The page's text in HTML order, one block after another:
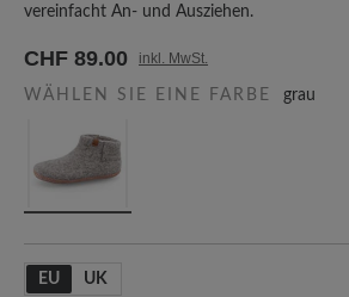
vereinfacht An- und Ausziehen.
CHF 89.00 inkl. MwSt.
WÄHLEN SIE EINE FARBE grau
EU UK